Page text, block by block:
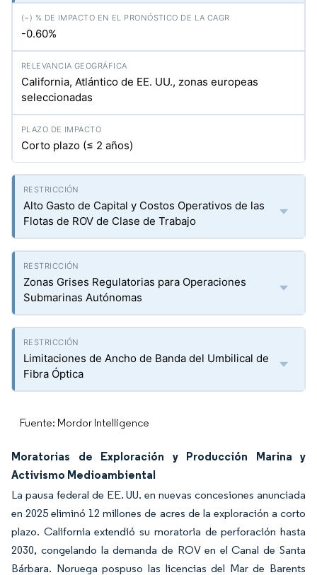
-0.60%
California, Atlántico de EE. UU., zonas europeas
seleccionadas
Corto plazo (≤ 2 años)
Alto Gasto de Capital y Costos Operativos de las
Flotas de ROV de Clase de Trabajo
Zonas Grises Regulatorias para Operaciones
Submarinas Autónomas
Limitaciones de Ancho de Banda del Umbilical de
Fibra Óptica
Fuente: Mordor Intelligence
Moratorias de Exploración y Producción Marina y
Activismo Medioambiental
La pausa federal de EE. UU. en nuevas concesiones anunciada
en 2025 eliminó 12 millones de acres de la exploración a corto
plazo. California extendió su moratoria de perforación hasta
2030, congelando la demanda de ROV en el Canal de Santa
Bárbara. Noruega pospuso las licencias del Mar de Barents